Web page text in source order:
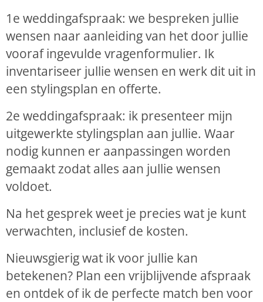
1e weddingafspraak: we bespreken jullie
wensen naar aanleiding van het door jullie
vooraf ingevulde vragenformulier. Ik
inventariseer jullie wensen en werk dit uit in
een stylingsplan en offerte.
2e weddingafspraak: ik presenteer mijn
uitgewerkte stylingsplan aan jullie. Waar
nodig kunnen er aanpassingen worden
gemaakt zodat alles aan jullie wensen
voldoet.
Na het gesprek weet je precies wat je kunt
verwachten, inclusief de kosten.
Nieuwsgierig wat ik voor jullie kan
betekenen? Plan een vrijblijvende afspraak
en ontdek of ik de perfecte match ben voor